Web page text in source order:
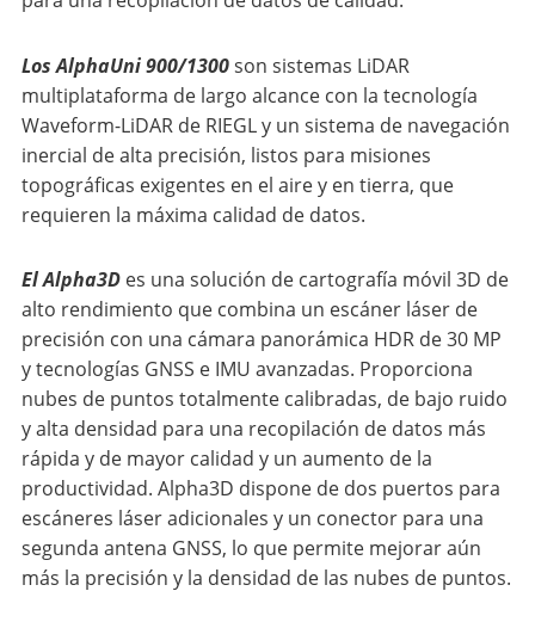
Los AlphaUni 900/1300son sistemas LiDAR
multiplataforma de largo alcance con la tecnología
Waveform-LiDAR de RIEGL y un sistema de navegación
inercial de alta precisión, listos para misiones
topográficas exigentes en el aire y en tierra, que
requieren la máxima calidad de datos.
El Alpha3D es una solución de cartografía móvil 3D de
alto rendimiento que combina un escáner láser de
precisión con una cámara panorámica HDR de 30 MP
y tecnologías GNSS e IMU avanzadas. Proporciona
nubes de puntos totalmente calibradas, de bajo ruido
y alta densidad para una recopilación de datos más
rápida y de mayor calidad y un aumento de la
productividad. Alpha3D dispone de dos puertos para
escáneres láser adicionales y un conector para una
segunda antena GNSS, lo que permite mejorar aún
más la precisión y la densidad de las nubes de puntos.